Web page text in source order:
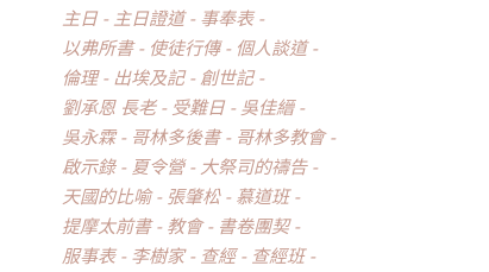
主日 主日證道
事奉表
以弗所書
使徒行傳
個人談道
倫理
出埃及記
創世記
劉承恩 長老
受難日
吳佳縉
吳永霖
哥林多後書
哥林多教會
啟示錄
夏令營
大祭司的禱告
天國的比喻
張肇松
慕道班
提摩太前書
教會
書卷團契
服事表
李樹家 查經
查經班